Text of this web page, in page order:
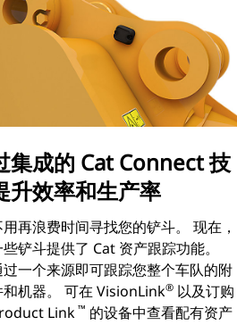
集成的 Cat Connect 技
升效率和生产率
再浪费时间寻找您的铲斗。 现在，
铲斗提供了 Cat 资产跟踪功能。
过一个来源即可跟踪您整个车队的附
和机器。 可在 VisionLink® 以及订购
Link ™ 的设备中查看配有资产